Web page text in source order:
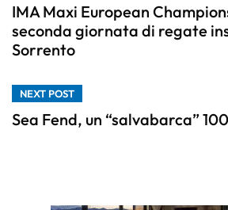
IMA Maxi European
seconda giornata di regate
Sorrento
NEXT POST
Sea Fend, un “salvabarca”